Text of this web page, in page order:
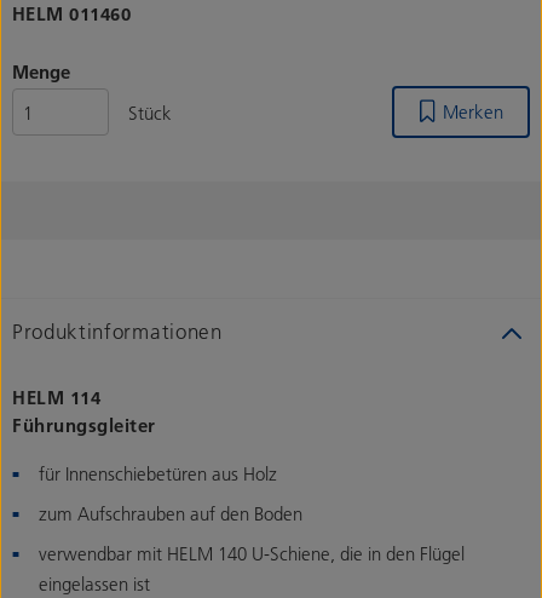
HELM011460
Menge
Stück
Merken
Produktinformationen
HELM 114
Führungsgleiter
für Innenschiebetüren aus Holz
zum Aufschrauben auf den Boden
verwendbar mit HELM 140 U-Schiene, die in den Flügel
eingelassen ist